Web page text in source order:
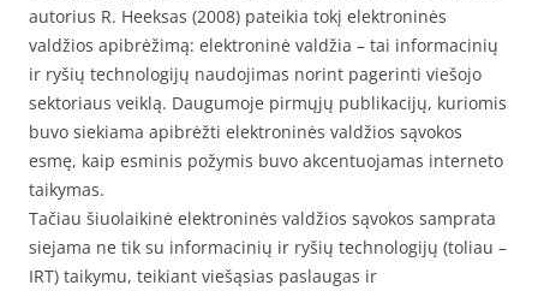
autorius R. Heeksas (2008) pateikia tokį elektroninės
valdžios apibrėžimą: elektroninė valdžia – tai informacinių
ir ryšių technologijų naudojimas norint pagerinti viešojo
sektoriaus veiklą. Daugumoje pirmųjų publikacijų, kuriomis
buvo siekiama apibrėžti elektroninės valdžios sąvokos
esmę, kaip esminis požymis buvo akcentuojamas interneto
taikymas.
Tačiau šiuolaikinė elektroninės valdžios sąvokos samprata
siejama ne tik su informacinių ir ryšių technologijų (toliau –
IRT) taikymu, teikiant viešąsias paslaugas ir